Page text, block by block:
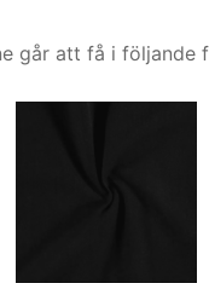
går att få i följande